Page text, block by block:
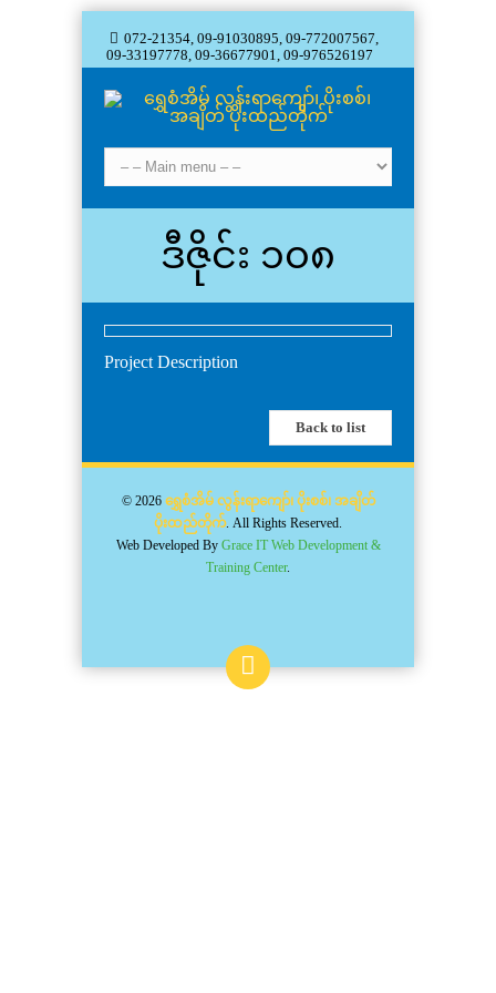
072-21354, 09-91030895, 09-772007567,
09-33197778, 09-36677901, 09-976526197
ဒီဇိုင်း ၁၀၈
Project Description
Back to list
© 2026 ရွှေစံအိမ် လွန်းရာကျော်၊ ပိုးစစ်၊ အချိတ်
ပိုးထည်တိုက်. All Rights Reserved.
Web Developed By Grace IT Web Development &
Training Center.